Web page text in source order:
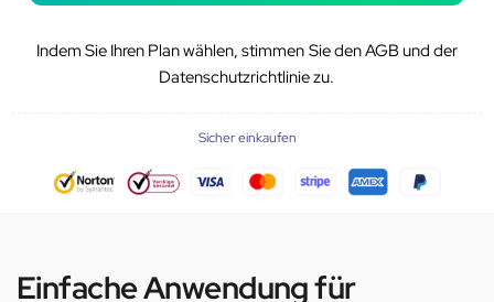
Indem Sie Ihren Plan wählen, stimmen Sie den AGB und der
Datenschutzrichtlinie zu.
Sicher einkaufen
Einfache Anwendung für